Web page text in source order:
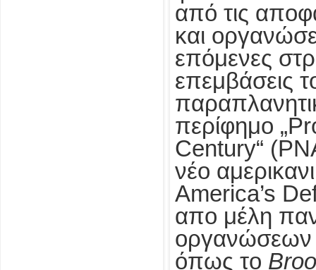
από τις
και
επόμενες
επεμβάσεις
περίφημο
Century“
νέο
America’s
απο μέλη
οργανώσεων
όπως το